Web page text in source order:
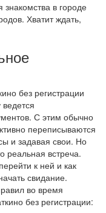
знакомства в городе
Хватит ждать,
без регистрации
С этим обычно
переписываются
и задавая свои. Но
реальная встреча.
к ней и как
свидание.
во время
без регистрации: